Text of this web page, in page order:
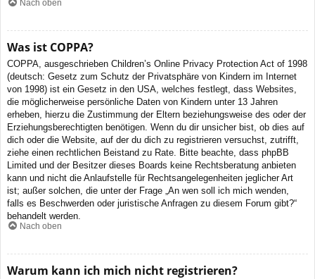
Nach oben
Was ist COPPA?
COPPA, ausgeschrieben Children’s Online Privacy Protection Act of 1998
(deutsch: Gesetz zum Schutz der Privatsphäre von Kindern im Internet
von 1998) ist ein Gesetz in den USA, welches festlegt, dass Websites,
die möglicherweise persönliche Daten von Kindern unter 13 Jahren
erheben, hierzu die Zustimmung der Eltern beziehungsweise des oder der
Erziehungsberechtigten benötigen. Wenn du dir unsicher bist, ob dies auf
dich oder die Website, auf der du dich zu registrieren versuchst, zutrifft,
ziehe einen rechtlichen Beistand zu Rate. Bitte beachte, dass phpBB
Limited und der Besitzer dieses Boards keine Rechtsberatung anbieten
kann und nicht die Anlaufstelle für Rechtsangelegenheiten jeglicher Art
ist; außer solchen, die unter der Frage „An wen soll ich mich wenden,
falls es Beschwerden oder juristische Anfragen zu diesem Forum gibt?“
behandelt werden.
Nach oben
Warum kann ich mich nicht registrieren?